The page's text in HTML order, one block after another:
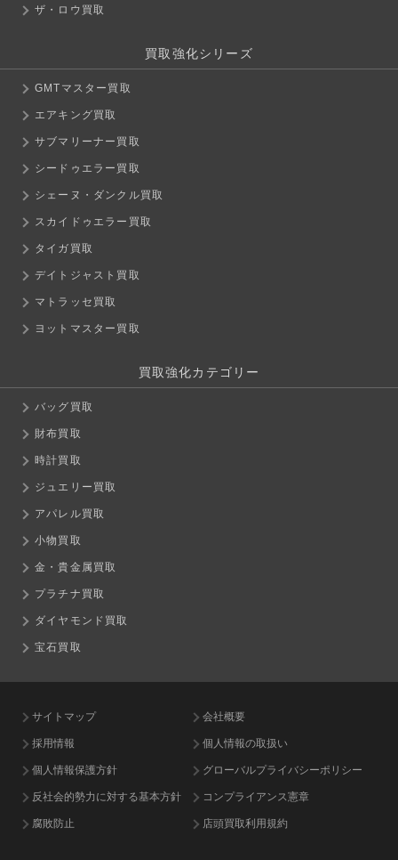
ザ・ロウ買取
買取強化シリーズ
GMTマスター買取
エアキング買取
サブマリーナー買取
シードゥエラー買取
シェーヌ・ダンクル買取
スカイドゥエラー買取
タイガ買取
デイトジャスト買取
マトラッセ買取
ヨットマスター買取
買取強化カテゴリー
バッグ買取
財布買取
時計買取
ジュエリー買取
アパレル買取
小物買取
金・貴金属買取
プラチナ買取
ダイヤモンド買取
宝石買取
サイトマップ 会社概要
採用情報 個人情報の取扱い
個人情報保護方針 グローバルプライバシーポリシー
反社会的勢力に対する基本方針 コンプライアンス憲章
腐敗防止 店頭買取利用規約